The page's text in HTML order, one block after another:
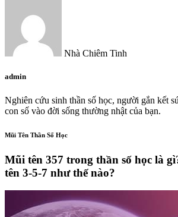
Nhà Chiêm Tinh
admin
Nghiên cứu sinh thần số học, người gắn kết
con số vào đời sống thường nhật của bạn.
Mũi Tên Thần Số Học
Mũi tên 357 trong thần số học là
tên 3-5-7 như thế nào?